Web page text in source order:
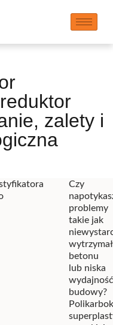
zalety i
Czy
problemy
takie jak
betonu
lub niska
wydajność
budowy?